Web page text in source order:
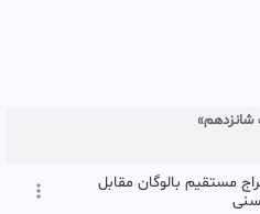
مستقیم بالوگان مقابل